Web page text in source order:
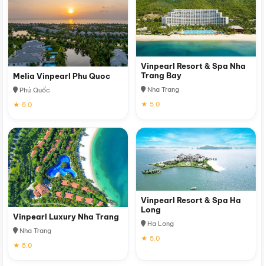
Melia Vinpearl Phu Quoc
Phú Quốc
★ 5.0
Vinpearl Resort & Spa Nha
Trang Bay
Nha Trang
★ 5.0
Vinpearl Luxury Nha Trang
Nha Trang
★ 5.0
Vinpearl Resort & Spa Ha
Long
Hạ Long
★ 5.0